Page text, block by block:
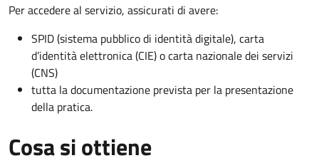
Per accedere al servizio, assicurati di avere:
SPID (sistema pubblico di identità digitale), carta
d’identità elettronica (CIE) o carta nazionale dei servizi
(CNS)
tutta la documentazione prevista per la presentazione
della pratica.
Cosa si ottiene